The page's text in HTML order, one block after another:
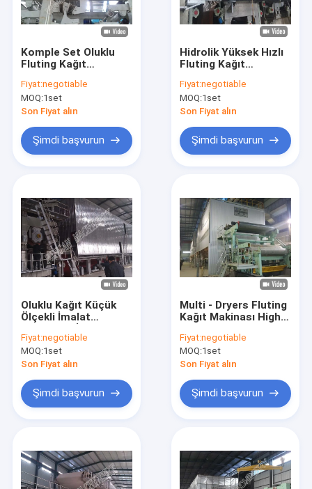
Fabrika turu
Haberler
Doku Kağıt Yapma Makinesi
Kraft Kağıt Yapma Makinesi
Kağıt Yapma Makinesi Kopyala
tuvalet kağıdı makinesi
Fluting Kağıt Makinesi
Dubleks Kağıt Karton Yapma Makinesi
Gazete Makinesi
Kağıt Rulo Sarma Makinesi
Komple Set Oluklu
Fluting Kağıt
Otomatik Bir Kat
Fiyat:negotiable
MOQ:1set
Son Fiyat alın
Şimdi başvurun
Hidrolik Yüksek Hızlı
Fluting Kağıt
Otomatik ISO9001
Sertifikası
Fiyat:negotiable
MOQ:1set
Son Fiyat alın
Şimdi başvurun
Oluklu Kağıt Küçük
Ölçekli İmalat
Yüksek Yapılandırma
Fiyat:negotiable
MOQ:1set
Son Fiyat alın
Şimdi başvurun
Multi - Dryers Fluting
Kağıt Makinası High
Industry
Fiyat:negotiable
MOQ:1set
Son Fiyat alın
Şimdi başvurun